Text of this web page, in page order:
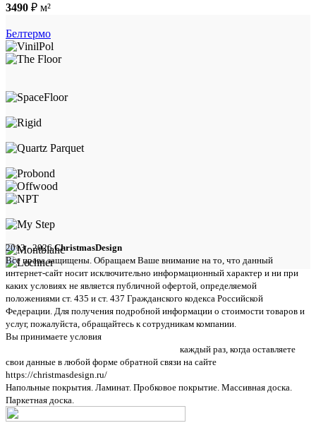
3490 ₽ м²
Белтермо
2013 - 2026ChristmasDesign
Все права защищены. Обращаем Ваше внимание на то, что данный
интернет-сайт носит исключительно информационный характер и ни при
каких условиях не является публичной офертой, определяемой
положениями ст. 435 и ст. 437 Гражданского кодекса Российской
Федерации. Для получения подробной информации о стоимости товаров и
услуг, пожалуйста, обращайтесь к сотрудникам компании.
Вы принимаете условия
каждый раз, когда оставляете
свои данные в любой форме обратной связи на сайте
https://christmasdesign.ru/
Напольные покрытия. Ламинат. Пробковое покрытие. Массивная доска.
Паркетная доска.